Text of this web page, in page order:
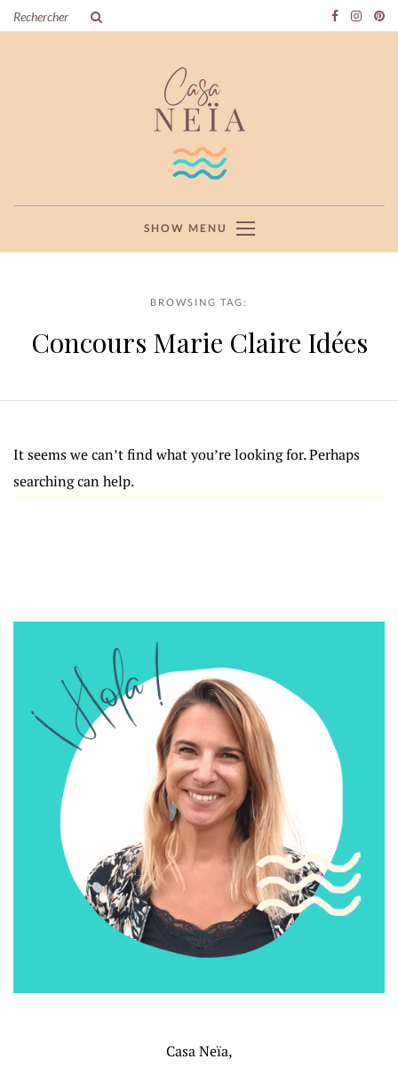
SHOW MENU
BROWSING TAG:
Concours Marie Claire Idées
It seems we can’t find what you’re looking for. Perhaps
searching can help.
Casa Neïa,